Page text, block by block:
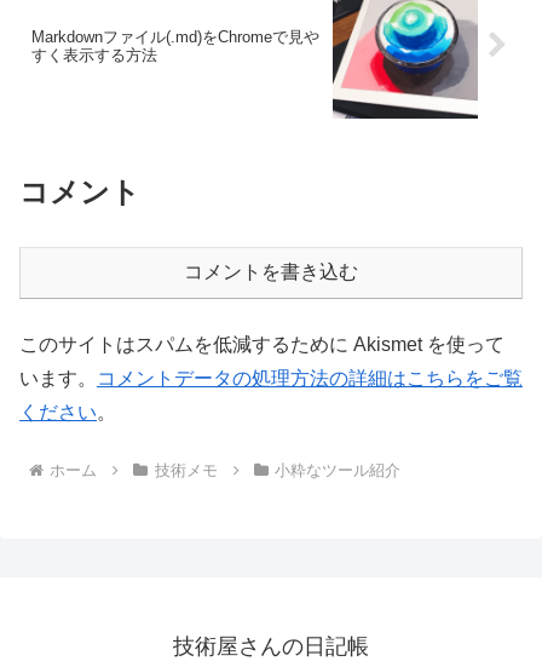
Markdownファイル(.md)をChromeで見や
すく表示する方法
コメント
コメントを書き込む
このサイトはスパムを低減するために Akismet を使って
います。
コメントデータの処理方法の詳細はこちらをご覧
ください。
ホーム 技術メモ 小粋なツール紹介
技術屋さんの日記帳